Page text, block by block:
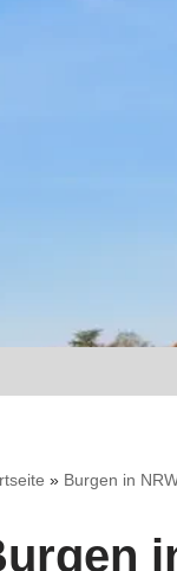
» Burgen in